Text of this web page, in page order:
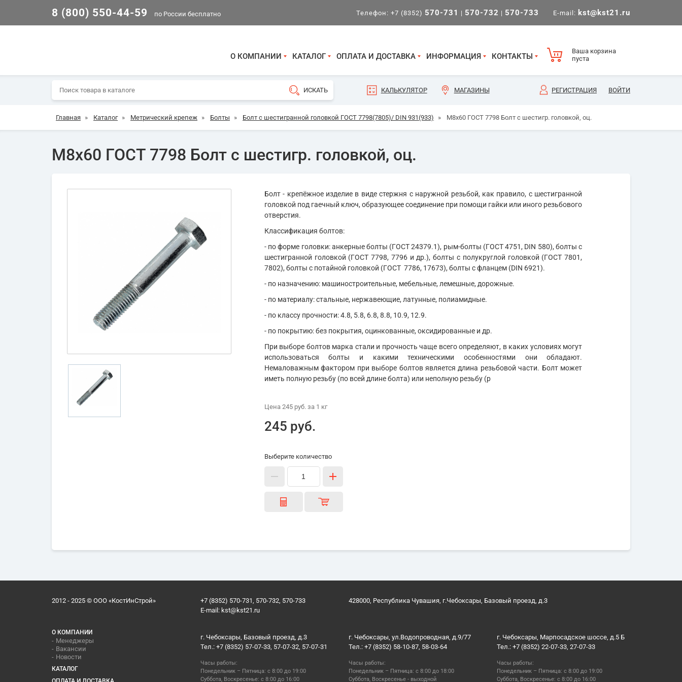
8 (800) 550-44-59 по России бесплатно Телефон: +7 (8352) 570-731 | 570-732 | 570-733 E-mail: kst@kst21.ru
О КОМПАНИИ КАТАЛОГ ОПЛАТА И ДОСТАВКА ИНФОРМАЦИЯ КОНТАКТЫ
Ваша корзина
пуста
КАЛЬКУЛЯТОР МАГАЗИНЫ РЕГИСТРАЦИЯ ВОЙТИ
Главная » Каталог » Метрический крепеж » Болты » Болт с шестигранной головкой ГОСТ 7798(7805)/ DIN 931(933) » М8х60 ГОСТ 7798 Болт с шестигр. головкой, оц.
М8х60 ГОСТ 7798 Болт с шестигр. головкой, оц.
Болт - крепёжное изделие в виде стержня с наружной резьбой, как правило, с шестигранной
головкой под гаечный ключ, образующее соединение при помощи гайки или иного резьбового
отверстия.
Классификация болтов:
- по форме головки: анкерные болты (ГОСТ 24379.1), рым-болты (ГОСТ 4751, DIN 580), болты с
шестигранной головкой (ГОСТ 7798, 7796 и др.), болты с полукруглой головкой (ГОСТ 7801,
7802), болты с потайной головкой (ГОСТ 7786, 17673), болты с фланцем (DIN 6921).
- по назначению: машиностроительные, мебельные, лемешные, дорожные.
- по материалу: стальные, нержавеющие, латунные, полиамидные.
- по классу прочности: 4.8, 5.8, 6.8, 8.8, 10.9, 12.9.
- по покрытию: без покрытия, оцинкованные, оксидированные и др.
При выборе болтов марка стали и прочность чаще всего определяют, в каких условиях могут
использоваться болты и какими техническими особенностями они обладают.
Немаловажным фактором при выборе болтов является длина резьбовой части. Болт может
иметь полную резьбу (по всей длине болта) или неполную резьбу (р
Цена 245 руб.за 1 кг
245 руб.
Выберите количество
2012 - 2025 © ООО «КостИнСтрой»
+7 (8352) 570-731, 570-732, 570-733
E-mail: kst@kst21.ru
428000, Республика Чувашия, г.Чебоксары, Базовый проезд, д.3
О КОМПАНИИ
Менеджеры
Вакансии
Новости
КАТАЛОГ
г. Чебоксары, Базовый проезд, д.3
Тел.: +7 (8352) 57-07-33, 57-07-32, 57-07-31
Часы работы:
Понедельник – Пятница: с 8:00 до 19:00
Суббота, Воскресенье: с 8:00 до 16:00
г. Чебоксары, ул.Водопроводная, д.9/77
Тел.: +7 (8352) 58-10-87, 58-03-64
Часы работы:
Понедельник – Пятница: с 8:00 до 18:00
Суббота, Воскресенье - выходной
г. Чебоксары, Марпосадское шоссе, д.5 Б
Тел.: +7 (8352) 22-07-33, 27-07-33
Часы работы:
Понедельник – Пятница: с 8:00 до 19:00
Суббота, Воскресенье: с 8:00 до 16:00